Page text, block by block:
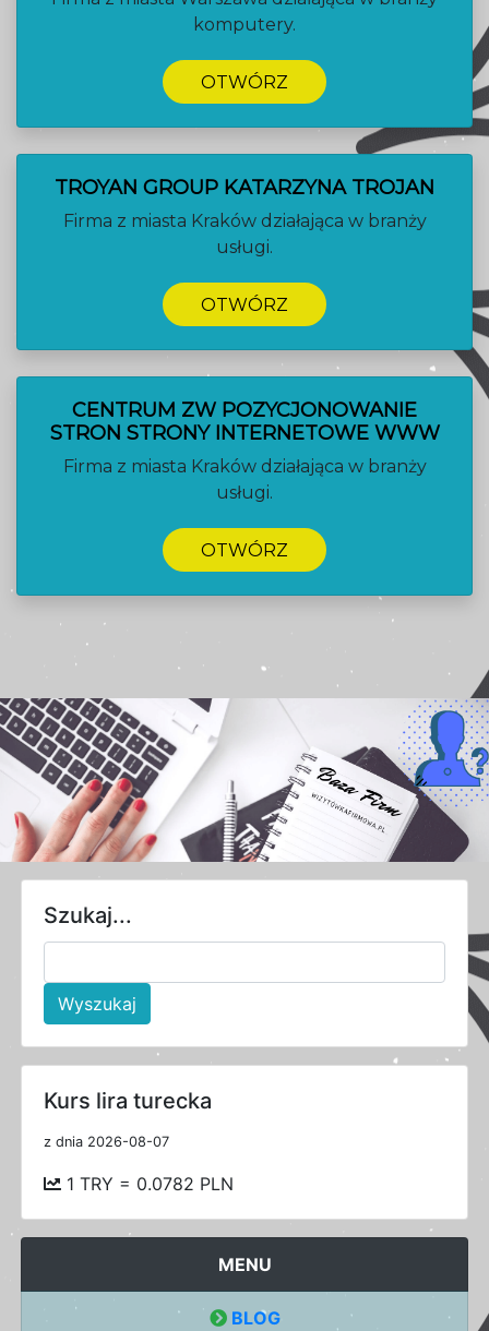
komputery.
OTWÓRZ
TROYAN GROUP KATARZYNA TROJAN
Firma z miasta Kraków działająca w branży
usługi.
OTWÓRZ
CENTRUM ZW POZYCJONOWANIE
STRON STRONY INTERNETOWE WWW
Firma z miasta Kraków działająca w branży
usługi.
OTWÓRZ
Szukaj...
Wyszukaj
Kurs lira turecka
z dnia 2026-08-07
1 TRY = 0.0782 PLN
MENU
BLOG